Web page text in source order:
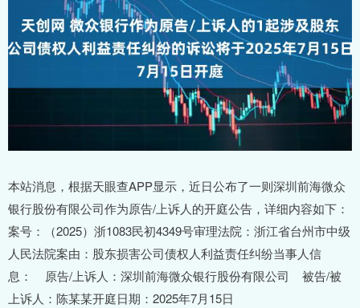
本站消息，根据天眼查APP显示，近日公布了一则深圳前海微众
银行股份有限公司作为原告/上诉人的开庭公告，详细内容如下：
案号：（2025）浙1083民初4349号审理法院：浙江省台州市中级
人民法院案由：股东损害公司债权人利益责任纠纷当事人信
息： 原告/上诉人：深圳前海微众银行股份有限公司 被告/被
上诉人：陈某某开庭日期：2025年7月15日